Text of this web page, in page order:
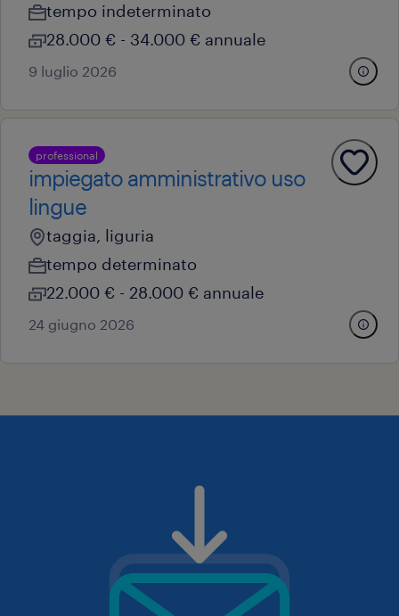
tempo indeterminato
28.000 € - 34.000 € annuale
9 luglio 2026
professional
impiegato amministrativo uso
lingue
taggia, liguria
tempo determinato
22.000 € - 28.000 € annuale
24 giugno 2026